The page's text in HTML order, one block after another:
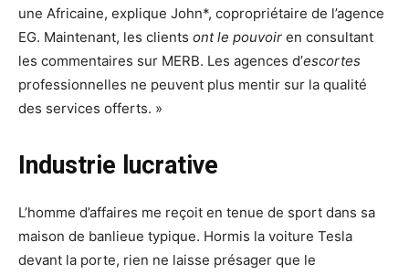
une Africaine, explique John*, copropriétaire de l’agence
EG. Maintenant, les clients ont le pouvoir en consultant
les commentaires sur MERB. Les agences d’escortes
professionnelles ne peuvent plus mentir sur la qualité
des services offerts. »
Industrie lucrative
L’homme d’affaires me reçoit en tenue de sport dans sa
maison de banlieue typique. Hormis la voiture Tesla
devant la porte, rien ne laisse présager que le